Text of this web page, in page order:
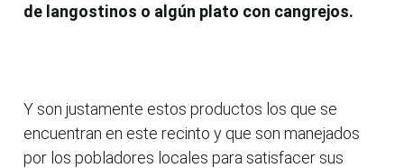
de langostinos o algún plato con cangrejos.
Y son justamente estos productos los que se
encuentran en este recinto y que son manejados
por los pobladores locales para satisfacer sus